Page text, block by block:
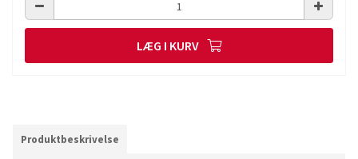
LÆG I KURV
Produktbeskrivelse